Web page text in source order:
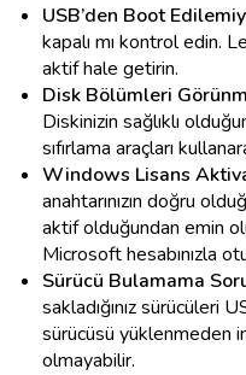
USB’den Boot
kapalı mı kontrol edin.
aktif hale getirin.
Disk Bölümleri
Diskinizin sağlıklı
sıfırlama araçları
Windows Lisans
anahtarınızın doğru
aktif olduğundan emin
Microsoft hesabınızla
Sürücü Bulamama
sakladığınız sürücüleri
sürücüsü yüklenmeden
olmayabilir.